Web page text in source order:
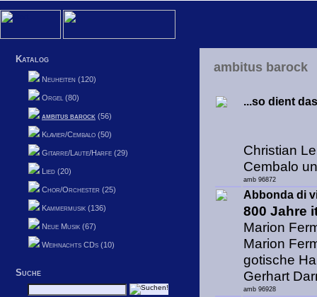
Katalog
Neuheiten (120)
Orgel (80)
ambitus barock (56)
Klavier/Cembalo (50)
Gitarre/Laute/Harfe (29)
Lied (20)
Chor/Orchester (25)
Kammermusik (136)
Neue Musik (67)
Weihnachts CDs (10)
Suche
ambitus barock
...so dient
Christian
Cembalo
amb 96872
Abbonda di
800 Jahre
Marion
Marion
gotische
Gerhart
amb 96928